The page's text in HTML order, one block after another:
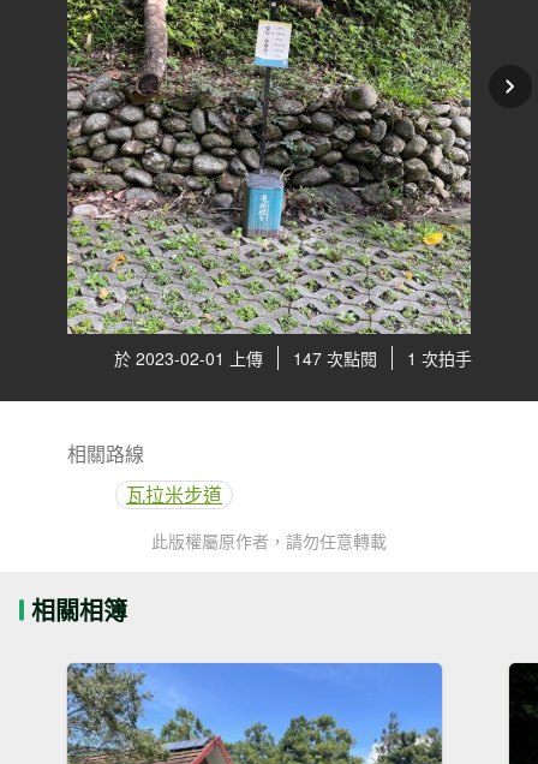
於 2023-02-01 上傳 147 次點閱 1 次拍手
相關路線
瓦拉米步道
此版權屬原作者，請勿任意轉載
相關相簿